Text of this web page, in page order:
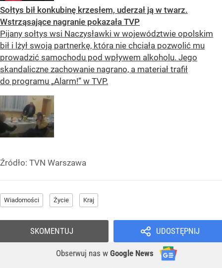
Sołtys bił konkubinę krzesłem, uderzał ją w twarz.
Wstrząsające nagranie pokazała TVP
Pijany sołtys wsi Naczysławki w województwie opolskim
bił i lżył swoją partnerkę, która nie chciała pozwolić mu
prowadzić samochodu pod wpływem alkoholu. Jego
skandaliczne zachowanie nagrano, a materiał trafił
do programu „Alarm!” w TVP.
Źródło: TVN Warszawa
Wiadomości Życie Kraj
UDOSTĘPNIJ
Obserwuj nas w Google News
SKOMENTUJ